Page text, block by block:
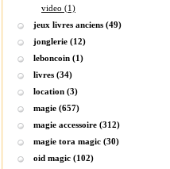
video (1)
jeux livres anciens (49)
jonglerie (12)
leboncoin (1)
livres (34)
location (3)
magie (657)
magie accessoire (312)
magie tora magic (30)
oid magic (102)